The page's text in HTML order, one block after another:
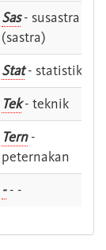
Sas- susastra -
(sastra)
Stat- statistik
Tek- teknik
Tern-
peternakan
-- -